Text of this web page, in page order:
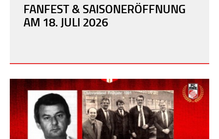
FANFEST & SAISONERÖFFNUNG
AM 18. JULI 2026